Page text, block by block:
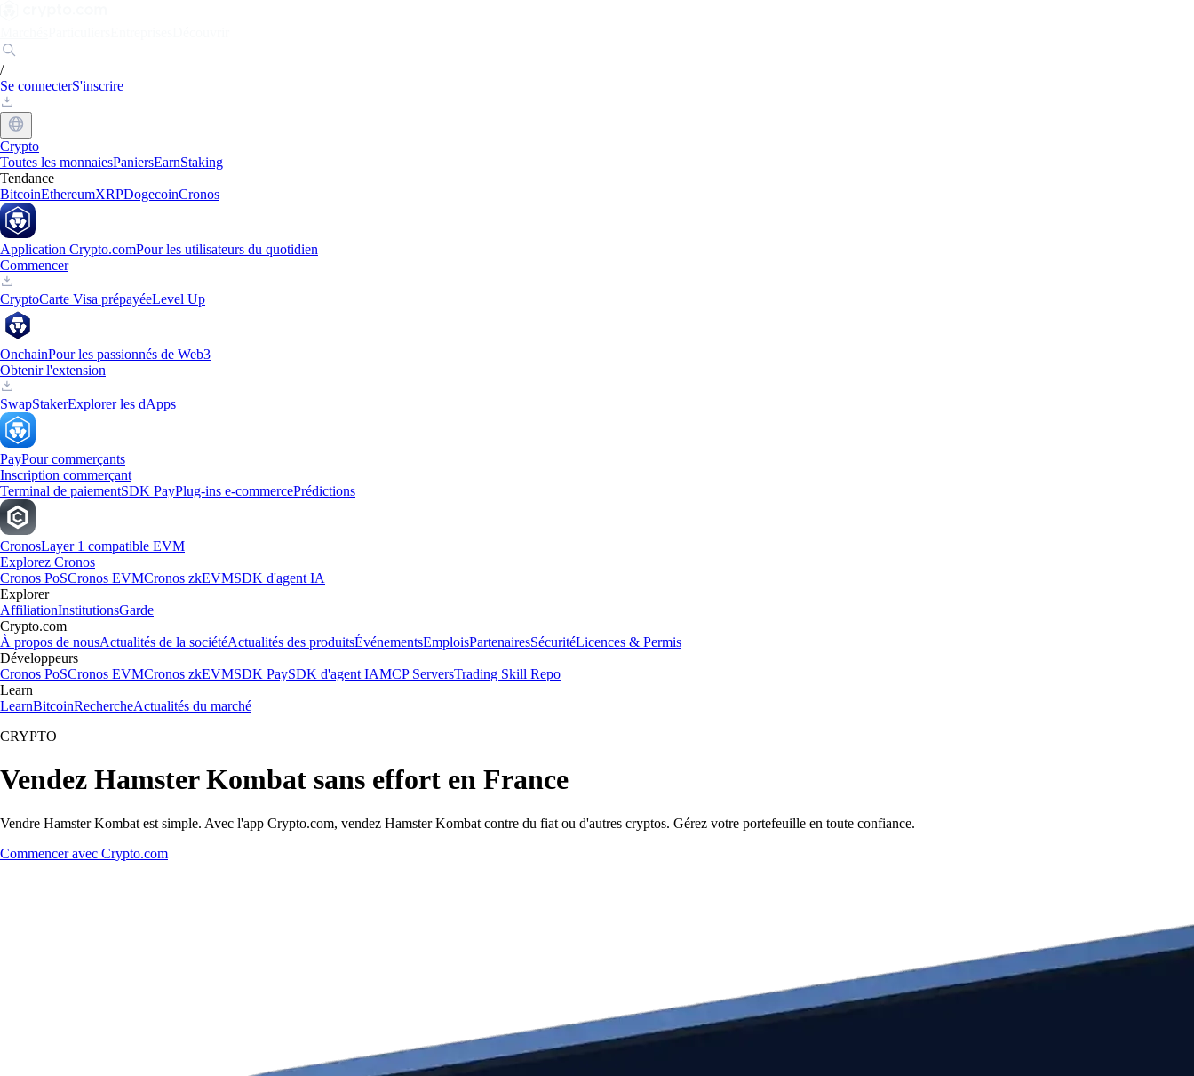
/
Se connecterS'inscrire
Crypto
Toutes les monnaiesPaniersEarnStaking
Tendance
BitcoinEthereumXRPDogecoinCronos
Application Crypto.comPour les utilisateurs du quotidien
Commencer
CryptoCarte Visa prépayéeLevel Up
OnchainPour les passionnés de Web3
Obtenir l'extension
SwapStakerExplorer les dApps
PayPour commerçants
Inscription commerçant
Terminal de paiementSDK PayPlug-ins e-commercePrédictions
CronosLayer 1 compatible EVM
Explorez Cronos
Cronos PoSCronos EVMCronos zkEVMSDK d'agent IA
Explorer
AffiliationInstitutionsGarde
Crypto.com
À propos de nousActualités de la sociétéActualités des produitsÉvénementsEmploisPartenairesSécuritéLicences & Permis
Développeurs
Cronos PoSCronos EVMCronos zkEVMSDK PaySDK d'agent IAMCP ServersTrading Skill Repo
Learn
LearnBitcoinRechercheActualités du marché
CRYPTO
Vendez Hamster Kombat sans effort en France
Vendre Hamster Kombat est simple. Avec l'app Crypto.com, vendez Hamster Kombat contre du fiat ou d'autres cryptos. Gérez votre portefeuille en toute confiance.
Commencer avec Crypto.com